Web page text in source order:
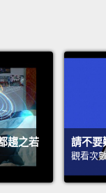
What y'all
More cereal?
no such thing as
Tree version.
妳要做什麼啦？要
出一個「Captain
趨之若
請不要
觀看次